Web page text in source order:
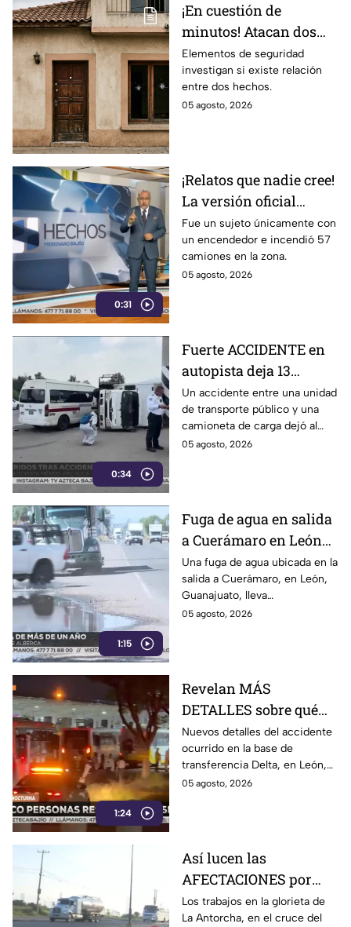
¡En cuestión de
minutos! Atacan dos
viviendas en distinto
puntos en Celaya; así
ocurrió
Elementos de seguridad
investigan si existe relación
entre dos hechos.
05 agosto, 2026
0:31
¡Relatos que nadie cree!
La versión oficial
pretende que creamos
que fue un solo hombre
en caso de Tamaulipas
Fue un sujeto únicamente con
un encendedor e incendió 57
camiones en la zona.
05 agosto, 2026
0:34
Fuerte ACCIDENTE en
autopista deja 13
lesionados: transporte
público choca contra
camioneta en la
México-Pachuca
Un accidente entre una unidad
de transporte público y una
camioneta de carga dejó al
menos 13 personas lesionadas
05 agosto, 2026
1:15
Fuga de agua en salida
a Cuerámaro en León
cumple un año; parece
alberca
Una fuga de agua ubicada en la
salida a Cuerámaro, en León,
Guanajuato, lleva
aproximadamente un año sin
05 agosto, 2026
1:24
Revelan MÁS
DETALLES sobre qué
pasó en choque de
camiones en León:
chofer quedó GRAVE
Nuevos detalles del accidente
ocurrido en la base de
transferencia Delta, en León,
revelan que dos unidades del
05 agosto, 2026
Así lucen las
AFECTACIONES por
obras sobre
Libramiento Morelos
Los trabajos en la glorieta de
La Antorcha, en el cruce del